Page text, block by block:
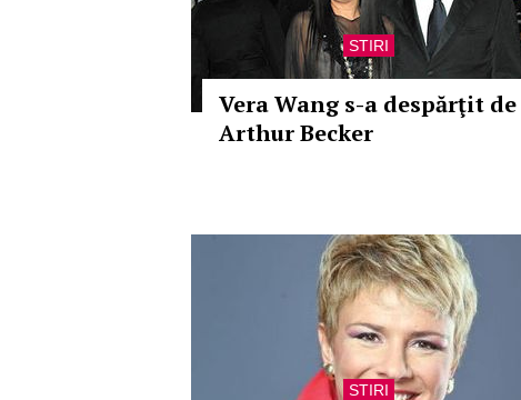
STIRI
Vera Wang s-a despărţit de
Arthur Becker
STIRI